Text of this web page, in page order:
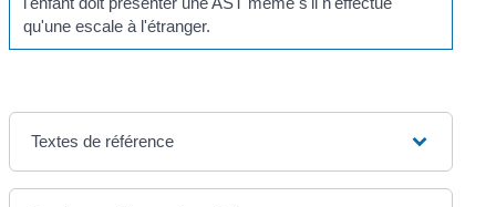
qu'une escale à l'étranger.
Textes de référence